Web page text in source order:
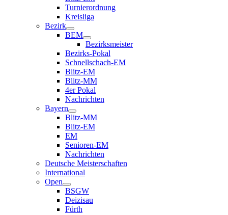
Turnierordnung
Kreisliga
Bezirk
BEM
Bezirksmeister
Bezirks-Pokal
Schnellschach-EM
Blitz-EM
Blitz-MM
4er Pokal
Nachrichten
Bayern
Blitz-MM
Blitz-EM
EM
Senioren-EM
Nachrichten
Deutsche Meisterschaften
International
Open
BSGW
Deizisau
Fürth